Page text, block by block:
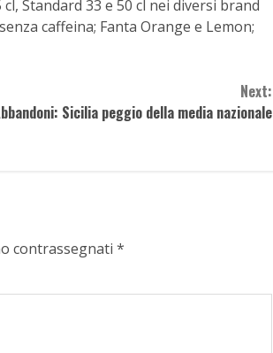
Standard 33 e 50 cl nei diversi brand
caffeina; Fanta Orange e Lemon;
Next:
Sicilia peggio della media nazionale
contrassegnati *